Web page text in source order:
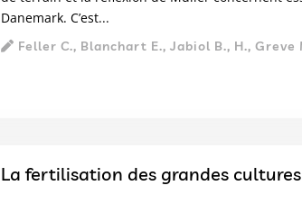
Danemark. C’est...
Feller C., Blanchart E., Jabiol B., H., Greve
La fertilisation des grandes cultures